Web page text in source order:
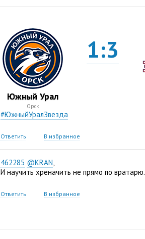
Южный Урал
Орск
1:3
#ЮжныйУралЗвезда
Ответить В избранное
462285 @KRAN,
И научить хреначить не прямо по вратарю.
Ответить В избранное